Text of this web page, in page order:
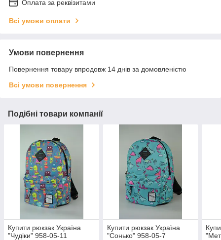
Оплата за реквізитами
Всі умови оплати
Умови повернення
Повернення товару впродовж 14 днів за домовленістю
Всі умови повернення
Подібні товари компанії
Купити рюкзак Україна
"Чудіки" 958-05-11
Купити рюкзак Україна
"Сонько" 958-05-7